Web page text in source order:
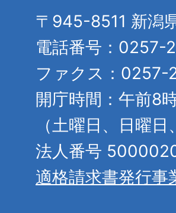
〒945-8511 新潟
電話番号：0257-
ファクス：0257-
開庁時間：午前8
（土曜日、日曜
法人番号
適格請求書発行